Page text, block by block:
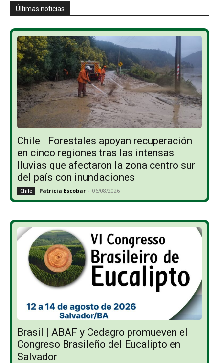
Últimas noticias
Chile | Forestales apoyan recuperación
en cinco regiones tras las intensas
lluvias que afectaron la zona centro sur
del país con inundaciones
Chile Patricia Escobar - 06/08/2026
Brasil | ABAF y Cedagro promueven el
Congreso Brasileño del Eucalipto en
Salvador